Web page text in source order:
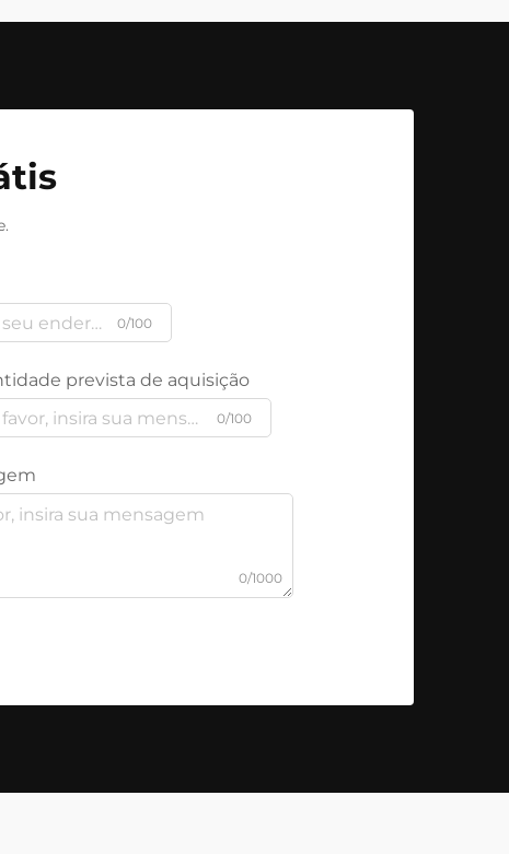
0/100
prevista de aquisição
0/100
0/1000